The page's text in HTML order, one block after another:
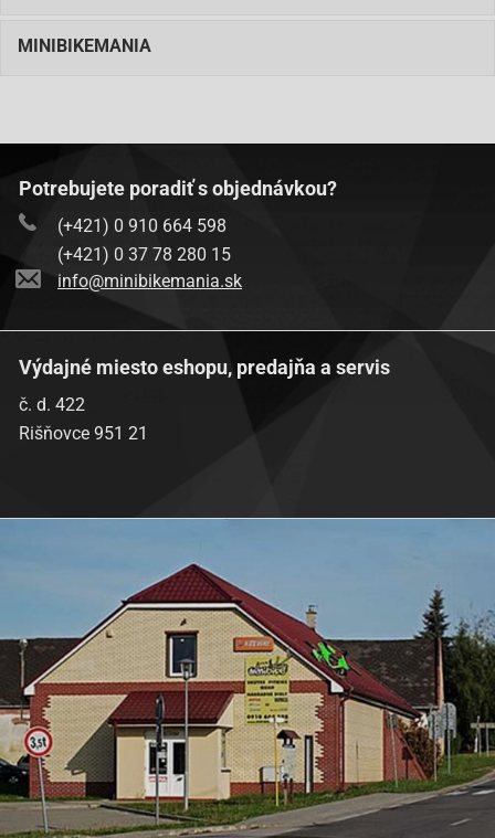
MINIBIKEMANIA
Potrebujete poradiť s objednávkou?
(+421) 0 910 664 598
(+421) 0 37 78 280 15
info@minibikemania.sk
Výdajné miesto eshopu, predajňa a servis
č. d. 422
Rišňovce 951 21